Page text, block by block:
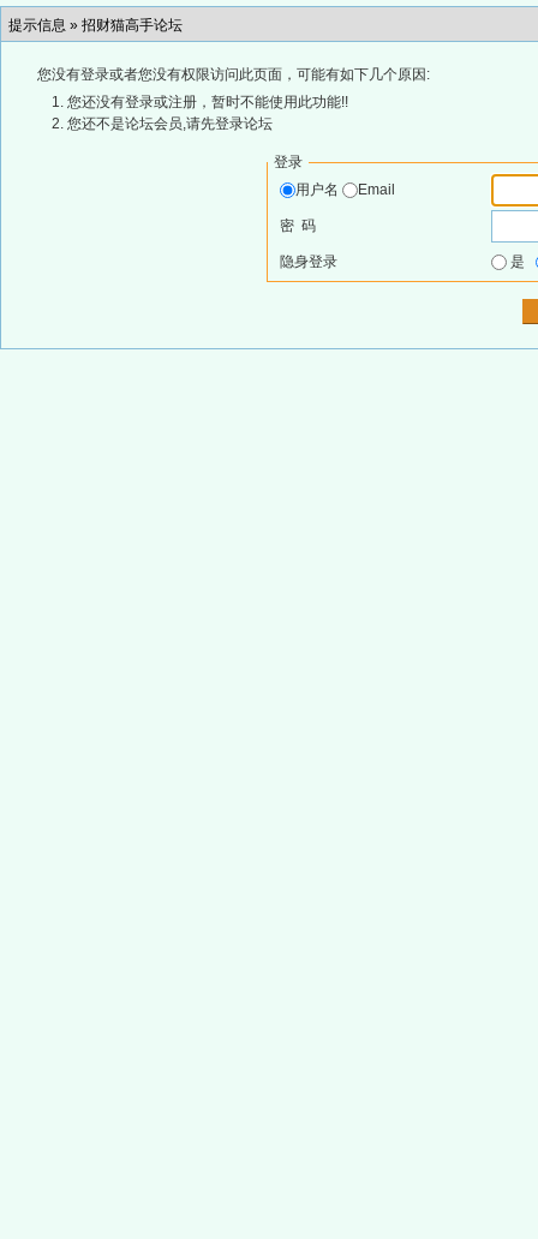
提示信息 » 招财猫高手论坛
您没有登录或者您没有权限访问此页面，可能有如下几个原因:
您还没有登录或注册，暂时不能使用此功能!!
您还不是论坛会员,请先登录论坛
登录
用户名
Email
密 码
隐身登录 是